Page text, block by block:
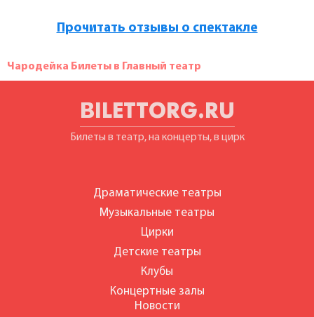
Прочитать отзывы о спектакле
Чародейка Билеты в Главный театр
BILETTORG.RU
Билеты в театр, на концерты, в цирк
Драматические театры
Музыкальные театры
Цирки
Детские театры
Клубы
Концертные залы
Новости